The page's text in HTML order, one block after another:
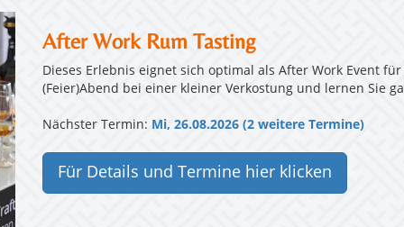
After Work Rum Tasting
Dieses Erlebnis eignet sich optimal als After Work Event
(Feier)Abend bei einer kleiner Verkostung und lernen Sie
Nächster Termin: Mi, 26.08.2026 (2 weitere Termine)
Für Details und Termine hier klicken